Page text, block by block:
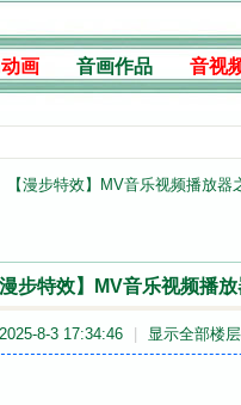
画 音画作品 音视
【漫步特效】MV音乐视频播放器
漫步特效】MV音乐视频播
8-3 17:34:46 显示全部楼层